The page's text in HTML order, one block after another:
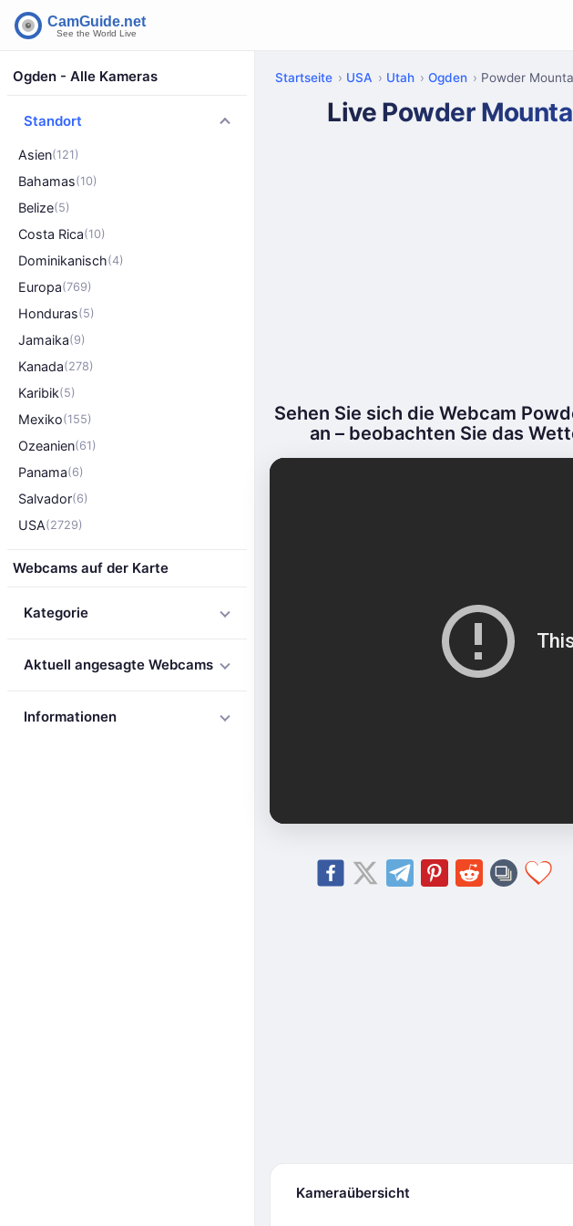
Ogden - Alle Kameras
Standort
Asien(121)
Bahamas(10)
Belize(5)
Costa Rica(10)
Dominikanisch(4)
Europa(769)
Honduras(5)
Jamaika(9)
Kanada(278)
Karibik(5)
Mexiko(155)
Ozeanien(61)
Panama(6)
Salvador(6)
USA(2729)
Webcams auf der Karte
Kategorie
Aktuell angesagte Webcams
Informationen
Startseite USA Utah Ogden Powder
Live Powder
Sehen Sie sich die Webcam
an – beobachten Sie das
Kameraübersicht